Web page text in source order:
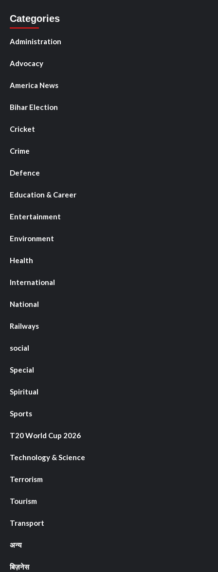
Categories
Administration
Advocacy
America News
Bihar Election
Cricket
Crime
Defence
Education & Career
Entertainment
Environment
Health
International
National
Railways
social
Special
Spiritual
Sports
T20 World Cup 2026
Technology & Science
Terrorism
Tourism
Transport
अन्य
बिज़नेस